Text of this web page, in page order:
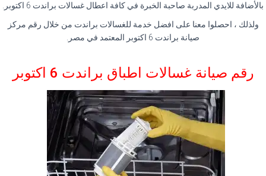
بالأضافة للايدي المدربة صاحبة الخبرة في كافة اعطال غسالات براندت 6 اكتوبر.
ولذلك ، احصلوا معنا على افضل خدمة للغسالات براندت من خلال رقم مركز
صيانة براندت 6 اكتوبر المعتمد في مصر.
رقم صيانة غسالات اطباق براندت 6 اكتوبر